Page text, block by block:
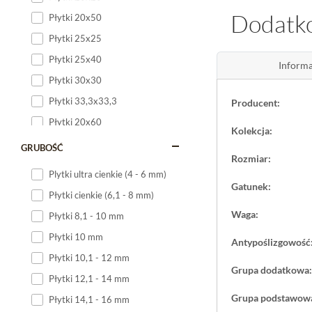
Płytki 20x50
Płytki 25x25
Płytki 25x40
Płytki 30x30
Płytki 33,3x33,3
Płytki 20x60
Płytki 20x120
GRUBOŚĆ
Plytki ultra cienkie (4 - 6 mm)
Płytki cienkie (6,1 - 8 mm)
Płytki 8,1 - 10 mm
Płytki 10 mm
Płytki 10,1 - 12 mm
Płytki 12,1 - 14 mm
Płytki 14,1 - 16 mm
podłogi. Klasa
ułożeniagresu
Intero Grys
dzięki
połączenie
Producent:
Kolekcja:
Rozmiar:
Gatunek:
Waga:
Antypoślizgowość:
Grupa dodatkowa:
Grupa